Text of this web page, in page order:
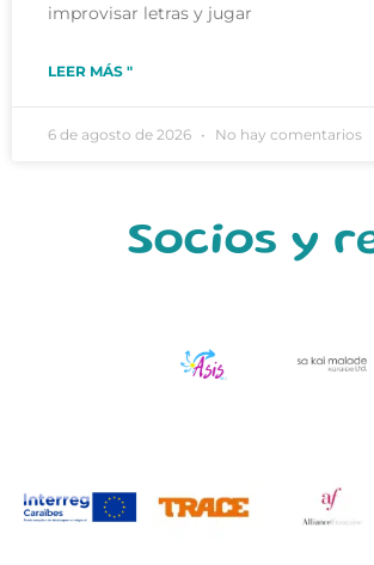
improvisar letras y jugar
LEER MÁS "
6 de agosto de 2026 No hay comentarios
Socios y